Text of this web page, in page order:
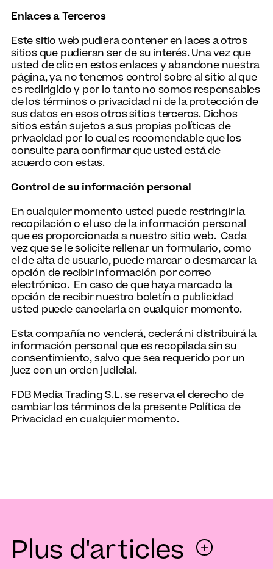
Enlaces a Terceros
Este sitio web pudiera contener en laces a otros
sitios que pudieran ser de su interés. Una vez que
usted de clic en estos enlaces y abandone nuestra
página, ya no tenemos control sobre al sitio al que
es redirigido y por lo tanto no somos responsables
de los términos o privacidad ni de la protección de
sus datos en esos otros sitios terceros. Dichos
sitios están sujetos a sus propias políticas de
privacidad por lo cual es recomendable que los
consulte para confirmar que usted está de
acuerdo con estas.
Control de su información personal
En cualquier momento usted puede restringir la
recopilación o el uso de la información personal
que es proporcionada a nuestro sitio web. Cada
vez que se le solicite rellenar un formulario, como
el de alta de usuario, puede marcar o desmarcar la
opción de recibir información por correo
electrónico. En caso de que haya marcado la
opción de recibir nuestro boletín o publicidad
usted puede cancelarla en cualquier momento.
Esta compañía no venderá, cederá ni distribuirá la
información personal que es recopilada sin su
consentimiento, salvo que sea requerido por un
juez con un orden judicial.
FDB Media Trading S.L. se reserva el derecho de
cambiar los términos de la presente Política de
Privacidad en cualquier momento.
Plus d'articles +